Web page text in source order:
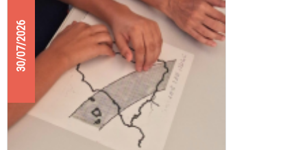
30/07/2026
Descobrim l'eclipsi de Sol amb tots